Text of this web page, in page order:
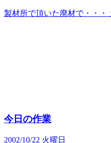
製材所で頂いた廃材で・・・
今日の作業
2002/10/22 火曜日